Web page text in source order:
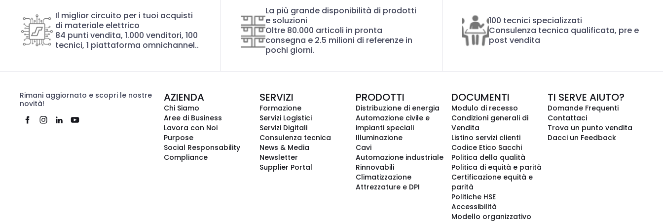
Il miglior circuito per i tuoi acquisti
di materiale elettrico
84 punti vendita, 1.000 venditori, 100
tecnici, 1 piattaforma omnichannel..
La più grande disponibilità di prodotti
e soluzioni
Oltre 80.000 articoli in pronta
consegna e 2.5 milioni di referenze in
pochi giorni.
100 tecnici specializzati
Consulenza tecnica qualificata, pre e
post vendita
Rimani aggiornato e scopri le nostre
novità!
AZIENDA
Chi Siamo
Aree di Business
Lavora con Noi
Purpose
Social Responsability
Compliance
SERVIZI
Formazione
Servizi Logistici
Servizi Digitali
Consulenza tecnica
News & Media
Newsletter
Supplier Portal
PRODOTTI
Distribuzione di energia
Automazione civile e
impianti speciali
Illuminazione
Cavi
Automazione industriale
Rinnovabili
Climatizzazione
Attrezzature e DPI
DOCUMENTI
Modulo di recesso
Condizioni generali di
Vendita
Listino servizi clienti
Codice Etico Sacchi
Politica della qualità
Politica di equità e parità
Certificazione equità e
parità
Politiche HSE
Accessibilità
Modello organizzativo
TI SERVE AIUTO?
Domande Frequenti
Contattaci
Trova un punto vendita
Dacci un Feedback